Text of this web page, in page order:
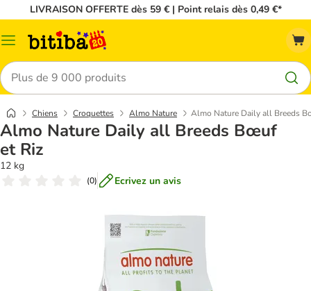
LIVRAISON OFFERTE dès 59 € | Point relais dès 0,49 €*
Menu
Rechercher
Chiens Croquettes Almo Nature Almo Nature Daily all Breeds
Almo Nature Daily all Breeds Bœuf
et Riz
12 kg
(0) Ecrivez un avis